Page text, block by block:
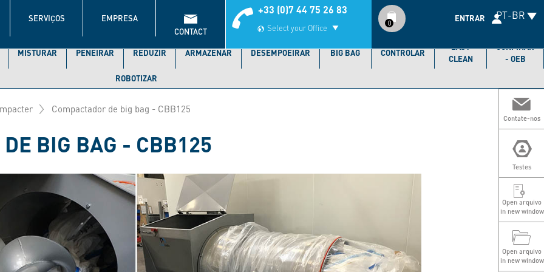
PT-BR
SERVIÇOS
EMPRESA
CONTACT
+33 (0)7 44 75 26 83
Select your Office 0
utilisateur
ENTRAR
MISTURAR PENEIRAR REDUZIR ARMAZENAR DESEMPOEIRAR BIG BAG CONTROLAR
EASY
CLEAN
CONFINAR
- OEB
ROBOTIZAR
Contate-nos
Testes
Open arquivo
in new window
Open arquivo
in new window
Compactador de big bag - CBB125
DE BIG BAG - CBB125